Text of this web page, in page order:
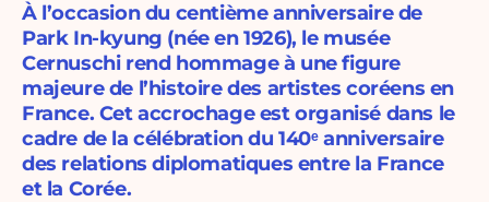
À l’occasion du centième anniversaire de
Park In-kyung (née en 1926), le musée
Cernuschi rend hommage à une figure
majeure de l’histoire des artistes coréens en
France. Cet accrochage est organisé dans le
cadre de la célébration du 140ᵉ anniversaire
des relations diplomatiques entre la France
et la Corée.